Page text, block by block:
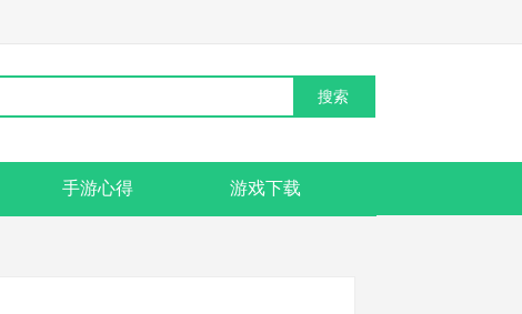
手游心得 游戏下载